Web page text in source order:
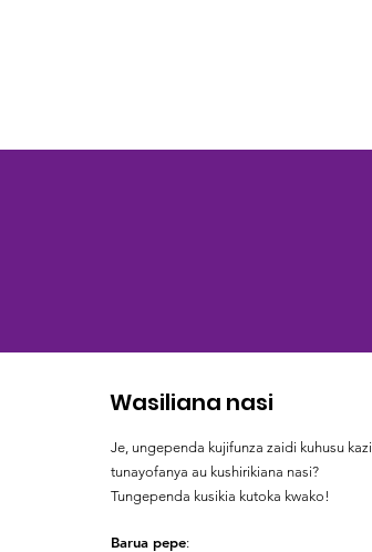
Wasiliana nasi
Je, ungependa kujifunza zaidi kuhusu kazi
tunayofanya au kushirikiana nasi?
Tungependa kusikia kutoka kwako!
Barua pepe: